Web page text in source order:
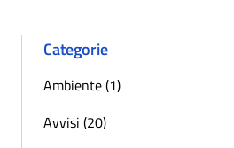
Categorie
Ambiente (1)
Avvisi (20)